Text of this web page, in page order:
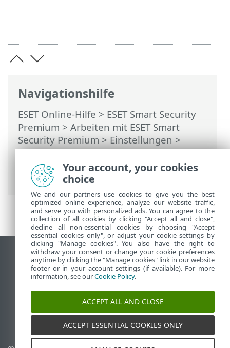
Navigationshilfe
ESET Online-Hilfe > ESET Smart Security
Premium > Arbeiten mit ESET Smart
Security Premium>Einstellungen>
Netzwerk-Schutz> Dialogfenster –
Netzwerkschutz > Neues Netzwerk
erkannt
Desktop-Site anzeigen
End of Life
ESET Knowledgebase
ESET-Forum
ESET Status Portal
Regionaler Support
Your account, your cookies
choice
We and our partners use cookies to give you the best
optimized online experience, analyze our website traffic,
and serve you with personalized ads. You can agree to the
collection of all cookies by clicking "Accept all and close",
decline all non-essential cookies by choosing "Accept
essential cookies only", or adjust your cookie settings by
clicking "Manage cookies". You also have the right to
withdraw your consent or change your cookie preferences
anytime by clicking the "Manage cookies" link in our website
footer or in your account settings (if available). For more
information, see ourCookie Policy.
ACCEPT ALL AND CLOSE
ACCEPT ESSENTIAL COOKIES ONLY